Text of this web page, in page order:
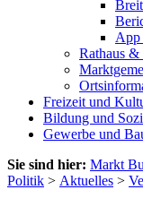
App
Rathaus &
Freizeit und
Bildung und
Gewerbe und
Sie sind hier: Markt
Politik > Aktuelles >